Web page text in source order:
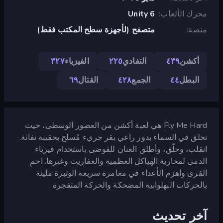
محرك الألعاب Unity 6
منصة
متصفح (لأجهزة سطح المكتب فقط)
أكشن٤٣٩ التفادي٢٢٥ الفيزياء٣٢٧
البطل٤٤ الجمع٤٢٨ القتال٦٩
Fly Me Hard هي لعبة أكشن من العصور الوسطى، حيث
تحلق في السماء بدور راعي بقر جريء مُسلح بحقيبة نفاثة.
انقلب، وحلّق، وأطلق العنان للفوضى باستخدام فيزياء
الدمى لمحاربة الهياكل العظمية والعفاريت وغيرها. احمِ
القرى واهزم الأعداء في مغامرة سريعة الوتيرة مليئة
بالحركات البهلوانية المضحكة والحركة المتفجرة.
آخر تحديث